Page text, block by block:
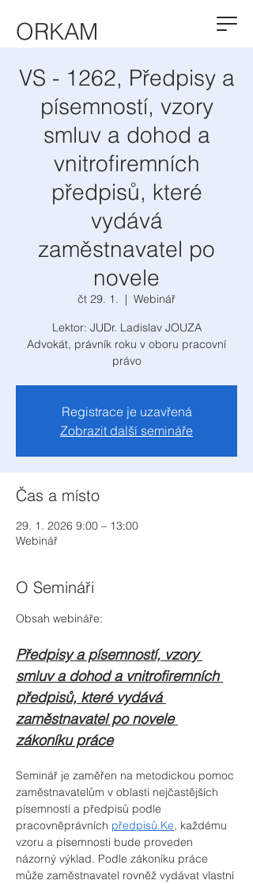
ORKAM
VS - 1262, Předpisy a
písemností, vzory
smluv a dohod a
vnitrofiremních
předpisů, které
vydává
zaměstnavatel po
novele
čt 29. 1.
  |
Webinář
Lektor: JUDr. Ladislav JOUZA
Advokát, právník roku v oboru pracovní
právo
Registrace je uzavřená
Zobrazit další semináře
Čas a místo
29. 1. 2026 9:00 – 13:00
Webinář
O Semináři
Obsah webináře:
Předpisy a písemností, vzory
smluv a dohod a vnitrofiremních
předpisů, které vydává
zaměstnavatel po novele
zákoníku práce
Seminář je zaměřen na metodickou pomoc
zaměstnavatelům v oblasti nejčastějších
písemností a předpisů podle
pracovněprávních předpisů.Ke, každému
vzoru a písemnosti bude proveden
názorný výklad. Podle zákoníku práce
může zaměstnavatel rovněž vydávat vlastní